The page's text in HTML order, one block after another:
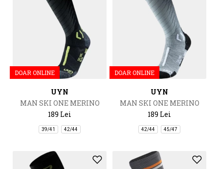
DOAR ONLINE
UYN
MAN SKI ONE MERINO
SOCKS
189 Lei
39/41 42/44
DOAR ONLINE
UYN
MAN SKI ONE MERINO
SOCKS
189 Lei
42/44 45/47